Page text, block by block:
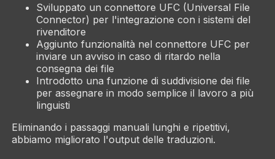
Sviluppato un connettore UFC (Universal File
Connector) per l'integrazione con i sistemi del
rivenditore
Aggiunto funzionalità nel connettore UFC per
inviare un avviso in caso di ritardo nella
consegna dei file
Introdotto una funzione di suddivisione dei file
per assegnare in modo semplice il lavoro a più
linguisti
Eliminando i passaggi manuali lunghi e ripetitivi,
abbiamo migliorato l'output delle traduzioni.